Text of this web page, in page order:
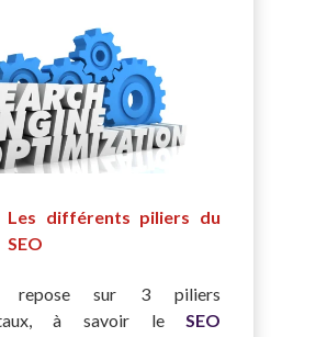
Les différents piliers du
SEO
repose sur 3 piliers
à savoir leSEO